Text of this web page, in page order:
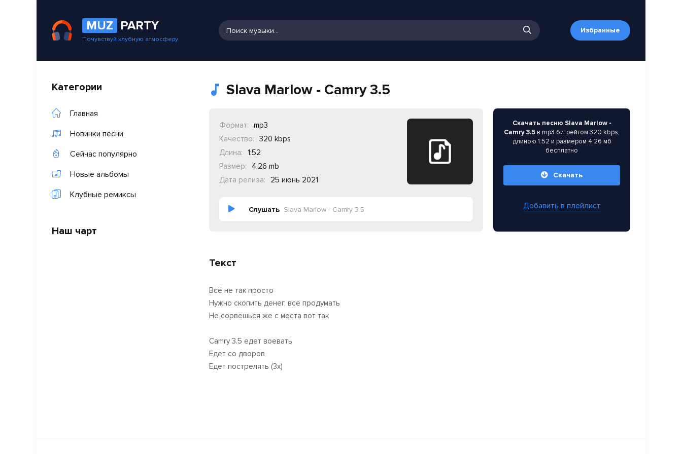
MUZ PARTY
Почувствуй клубную атмосферу
Избранные
Категории
Главная
Новинки песни
Сейчас популярно
Новые альбомы
Клубные ремиксы
Наш чарт
Slava Marlow - Camry 3.5
Формат:
mp3
Качество:
320 kbps
Длина:
1:52
Размер:
4.26 mb
Дата релиза:
25 июнь 2021
Слушать Slava Marlow - Camry 3.5
Скачать песню Slava Marlow -
Camry 3.5 в mp3 битрейтом 320 kbps,
длиною 1:52 и размером 4.26 мб
бесплатно
Скачать
Добавить в плейлист
Текст
Всё не так просто
Нужно скопить денег, всё продумать
Не сорвёшься же с места вот так
Camry 3.5 едет воевать
Едет со дворов
Едет пострелять (3x)